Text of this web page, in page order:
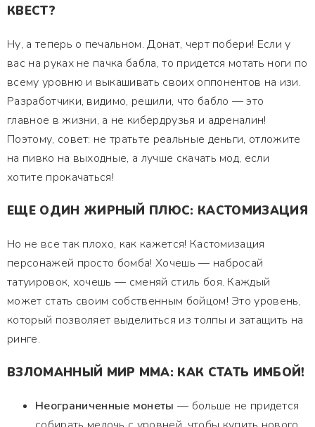
КВЕСТ?
Ну, а теперь о печальном. Донат, черт побери! Если у
вас на руках не пачка бабла, то придется мотать ноги по
всему уровню и выкашивать своих оппонентов на изи.
Разработчики, видимо, решили, что бабло — это
главное в жизни, а не кибердрузья и адреналин!
Поэтому, совет: не тратьте реальные деньги, отложите
на пивко на выходные, а лучше скачать мод, если
хотите прокачаться!
ЕЩЕ ОДИН ЖИРНЫЙ ПЛЮС: КАСТОМИЗАЦИЯ
Но не все так плохо, как кажется! Кастомизация
персонажей просто бомба! Хочешь — набросай
татуировок, хочешь — сменяй стиль боя. Каждый
может стать своим собственным бойцом! Это уровень,
который позволяет выделиться из толпы и затащить на
ринге.
ВЗЛОМАННЫЙ МИР MMA: КАК СТАТЬ ИМБОЙ!
Неограниченные монеты — больше не придется